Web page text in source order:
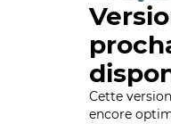
Cette
encore